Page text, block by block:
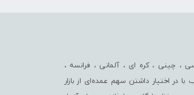
، چینی ، کره ای ، آلمانی ، فرانسه ،
در اختیار داشتن سهم عمده‏‌ای از بازار